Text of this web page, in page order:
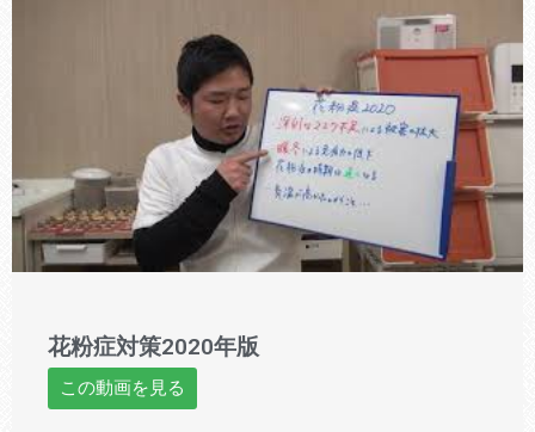
花粉症対策2020年版
この動画を見る